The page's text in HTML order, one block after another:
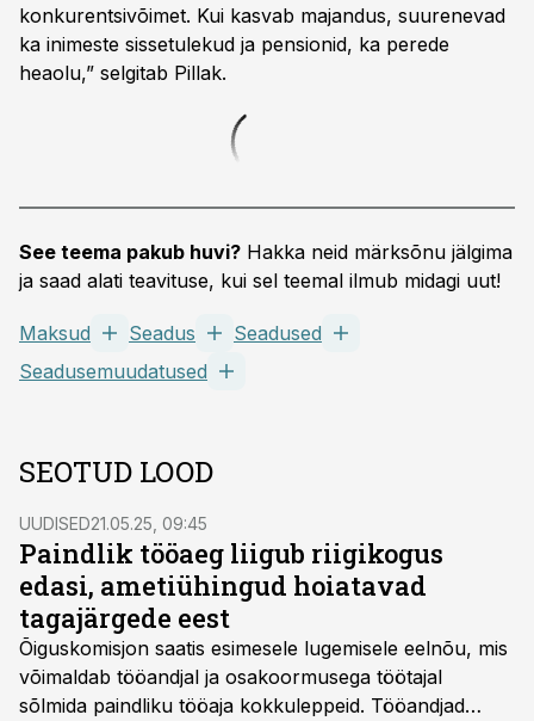
konkurentsivõimet. Kui kasvab majandus, suurenevad
ka inimeste sissetulekud ja pensionid, ka perede
heaolu,” selgitab Pillak.
See teema pakub huvi? Hakka neid märksõnu jälgima
ja saad alati teavituse, kui sel teemal ilmub midagi uut!
Maksud Seadus
Seadused
Seadusemuudatused
SEOTUD LOOD
UUDISED21.05.25, 09:45
Paindlik tööaeg liigub riigikogus
edasi, ametiühingud hoiatavad
tagajärgede eest
Õiguskomisjon saatis esimesele lugemisele eelnõu, mis
võimaldab tööandjal ja osakoormusega töötajal
sõlmida paindliku tööaja kokkuleppeid. Tööandjad